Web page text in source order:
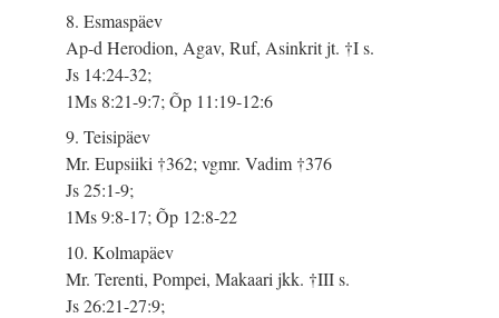
8. Esmaspäev
Ap-d Herodion, Agav, Ruf, Asinkrit jt. †I s.
Js 14:24-32;
1Ms 8:21-9:7; Õp 11:19-12:6
9. Teisipäev
Mr. Eupsiiki †362; vgmr. Vadim †376
Js 25:1-9;
1Ms 9:8-17; Õp 12:8-22
10. Kolmapäev
Mr. Terenti, Pompei, Makaari jkk. †III s.
Js 26:21-27:9;